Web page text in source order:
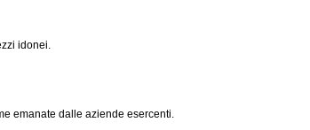
idonei.
emanate dalle aziende esercenti.